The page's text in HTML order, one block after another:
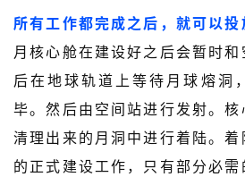
所有工作都完成之后，就可以投
月核心舱在建设好之后会暂时
后在地球轨道上等待月球熔洞
毕。然后由空间站进行发射。
清理出来的月洞中进行着陆。
的正式建设工作，只有部分必